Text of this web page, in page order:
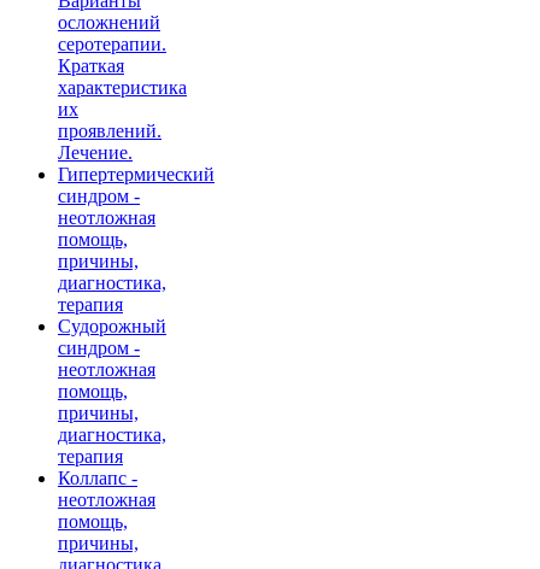
осложнений
серотерапии.
Краткая
характеристика
их
проявлений.
Лечение.
Гипертермический
синдром -
неотложная
помощь,
причины,
диагностика,
терапия
Судорожный
синдром -
неотложная
помощь,
причины,
диагностика,
терапия
Коллапс -
неотложная
помощь,
причины,
диагностика,